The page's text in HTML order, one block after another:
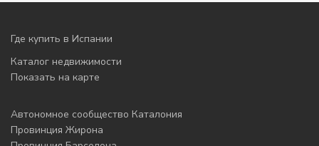
Где купить в Испании
Каталог недвижимости
Показать на карте
Автономное сообщество Каталония
Провинция Жирона